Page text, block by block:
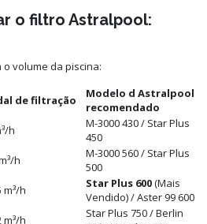
o filtro Astralpool:
volume da piscina:
de filtração
Modelo d Astralpool
recomendado
h
M-3000 430 / Star Plus
450
h
M-3000 560 / Star Plus
500
m³/h Star Plus 600(Mais
Vendido) / Aster 99 600
m³/h
Star Plus 750 / Berlin